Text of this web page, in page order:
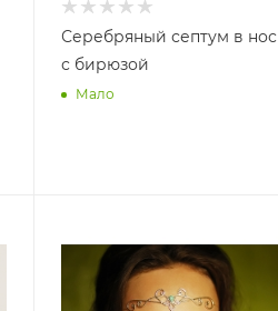
Серебряный септум в нос
с бирюзой
Мало